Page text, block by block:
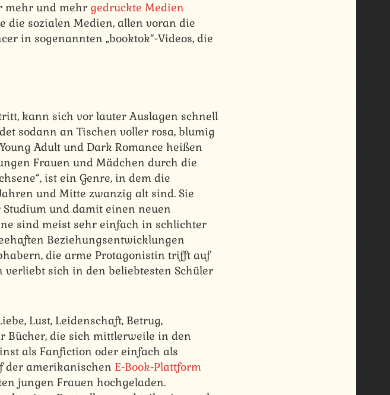
mehr und mehr gedruckte Medien
die sozialen Medien, allen voran die
in sogenannten „booktok“-Videos, die
kann sich vor lauter Auslagen schnell
sodann an Tischen voller rosa, blumig
Adult und Dark Romance heißen
Frauen und Mädchen durch die
ist ein Genre, in dem die
und Mitte zwanzig alt sind. Sie
und damit einen neuen
sind meist sehr einfach in schlichter
Beziehungsentwicklungen
die arme Protagonistin trifft auf
sich in den beliebtesten Schüler
Lust, Leidenschaft, Betrug,
Bücher, die sich mittlerweile in den
als Fanfiction oder einfach als
der amerikanischen E-Book-Plattform
jungen Frauen hochgeladen.